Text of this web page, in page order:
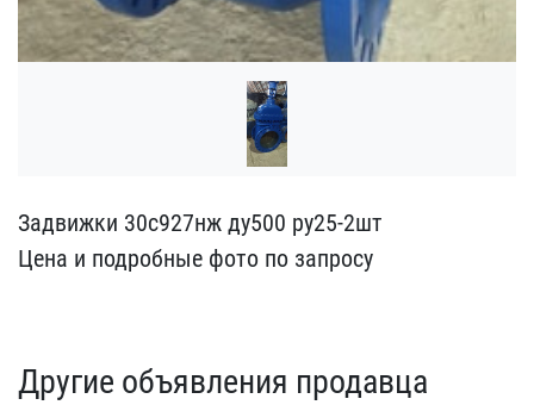
Задвижки 30с927нж ду500 ​ру25-2шт
Цена и подробны​е фото по запросу
Другие объявления продавца